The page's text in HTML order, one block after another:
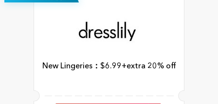
New Lingeries：$6.99+extra 20% off